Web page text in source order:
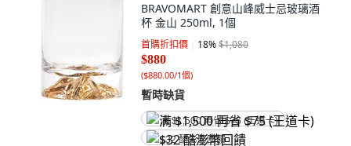
BRAVOMART 創意山峰威士忌玻璃酒
杯 金山 250ml, 1個
首購折扣價 18%$1,080
$880
($880.00/1個)
暫時缺貨
满 $1,500 再省 $75 (王道卡)
$32 酷澎幣回饋